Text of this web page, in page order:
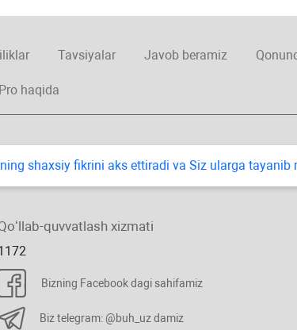
Tavsiyalar Javob beramiz
haqida
shaхsiy fikrini aks ettiradi va Siz ularga
quvvatlash хizmati
Bizning Facebook dagi sahifamiz
Biz telegram: @buh_uz damiz